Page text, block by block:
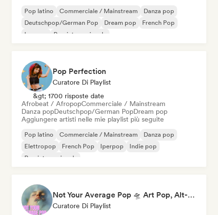
Pop latino Commerciale / Mainstream
Danza pop
Deutschpop/German Pop
Dream pop
French Pop
Iperpop
Pop internazionale
Pop Perfection
Curatore Di Playlist
&gt; 1700 risposte date
Afrobeat / AfropopCommerciale / Mainstream
Danza popDeutschpop/German PopDream pop
Aggiungere artisti nelle mie playlist più seguite
Pop latino Commerciale / Mainstream
Danza pop
Elettropop
French Pop Iperpop
Indie pop
Pop internazionale
Not Your Average Pop 🛸 Art Pop, Alt-Pop & Indie Pop
Curatore Di Playlist